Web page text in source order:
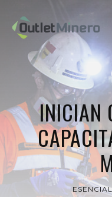
INICIAN
ESENCIAL